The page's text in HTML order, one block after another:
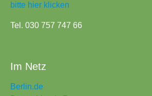
bitte hier klicken
Tel. 030 757 747 66
Im Netz
Berlin.de